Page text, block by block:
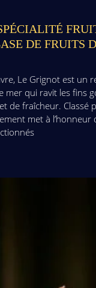
DE FRUITS
Le Grignot est un
mer qui ravit les fins
de fraîcheur. Classé
met à